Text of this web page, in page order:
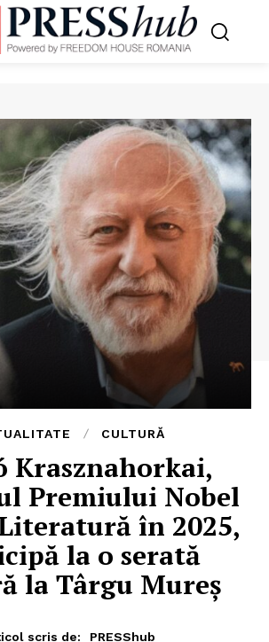
CULTURĂ
Krasznahorkai,
Premiului Nobel
în 2025,
la o serată
la Târgu Mureș
scris de:
PRESShub